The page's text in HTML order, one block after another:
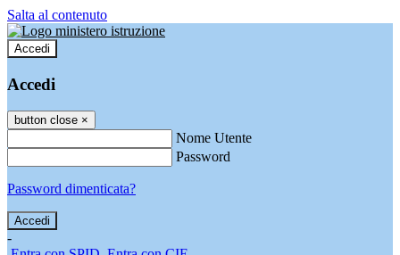
Salta al contenuto
Accedi
Accedi
button close ×
Nome Utente
Password
Password dimenticata?
-